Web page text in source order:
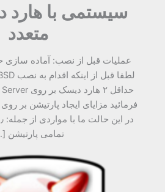
سیستمی با
متعدد
فرمائید مزایای ایجاد پارتیشن بر
تمامی پارتیشن